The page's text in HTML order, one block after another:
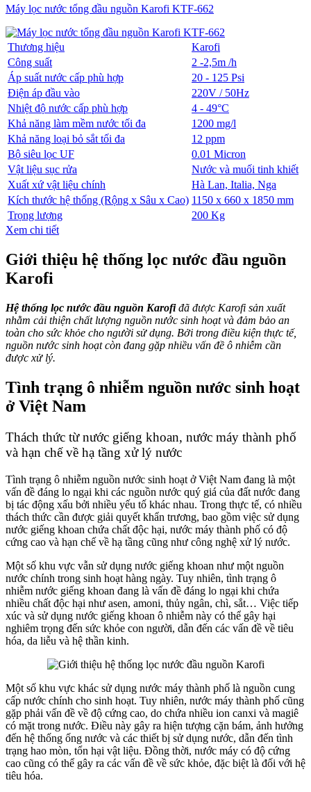
Máy lọc nước tổng đầu nguồn Karofi KTF-662
Thương hiệu
Karofi
Công suất
2 -2,5m /h
Áp suất nước cấp phù hợp
20 - 125 Psi
Điện áp đầu vào
220V / 50Hz
Nhiệt độ nước cấp phù hợp
4 - 49°C
Khả năng làm mềm nước tối đa
1200 mg/l
Khả năng loại bỏ sắt tối đa
12 ppm
Bộ siêu lọc UF
0.01 Micron
Vật liệu sục rửa
Nước và muối tinh khiết
Xuất xứ vật liệu chính
Hà Lan, Italia, Nga
Kích thước hệ thống (Rộng x Sâu x Cao) 1150 x 660 x 1850 mm
Trọng lượng
200 Kg
Xem chi tiết
Giới thiệu hệ thống lọc nước đầu nguồn
Karofi
Hệ thống lọc nước đầu nguồn Karofiđã được Karofi sản xuất
nhằm cải thiện chất lượng nguồn nước sinh hoạt và đảm bảo an
toàn cho sức khỏe cho người sử dụng. Bởi trong điều kiện thực tế,
nguồn nước sinh hoạt còn đang gặp nhiều vấn đề ô nhiễm cần
được xử lý.
Tình trạng ô nhiễm nguồn nước sinh hoạt
ở Việt Nam
Thách thức từ nước giếng khoan, nước máy thành phố
và hạn chế về hạ tầng xử lý nước
Tình trạng ô nhiễm nguồn nước sinh hoạt ở Việt Nam đang là một
vấn đề đáng lo ngại khi các nguồn nước quý giá của đất nước đang
bị tác động xấu bởi nhiều yếu tố khác nhau. Trong thực tế, có nhiều
thách thức cần được giải quyết khẩn trương, bao gồm việc sử dụng
nước giếng khoan chứa chất độc hại, nước máy thành phố có độ
cứng cao và hạn chế về hạ tầng cũng như công nghệ xử lý nước.
Một số khu vực vẫn sử dụng nước giếng khoan như một nguồn
nước chính trong sinh hoạt hàng ngày. Tuy nhiên, tình trạng ô
nhiễm nước giếng khoan đang là vấn đề đáng lo ngại khi chứa
nhiều chất độc hại như asen, amoni, thủy ngân, chì, sắt… Việc tiếp
xúc và sử dụng nước giếng khoan ô nhiễm này có thể gây hại
nghiêm trọng đến sức khỏe con người, dẫn đến các vấn đề về tiêu
hóa, da liễu và hệ thần kinh.
Một số khu vực khác sử dụng nước máy thành phố là nguồn cung
cấp nước chính cho sinh hoạt. Tuy nhiên, nước máy thành phố cũng
gặp phải vấn đề về độ cứng cao, do chứa nhiều ion canxi và magiê
có mặt trong nước. Điều này gây ra hiện tượng cặn bám, ảnh hưởng
đến hệ thống ống nước và các thiết bị sử dụng nước, dẫn đến tình
trạng hao mòn, tổn hại vật liệu. Đồng thời, nước máy có độ cứng
cao cũng có thể gây ra các vấn đề về sức khỏe, đặc biệt là đối với hệ
tiêu hóa.